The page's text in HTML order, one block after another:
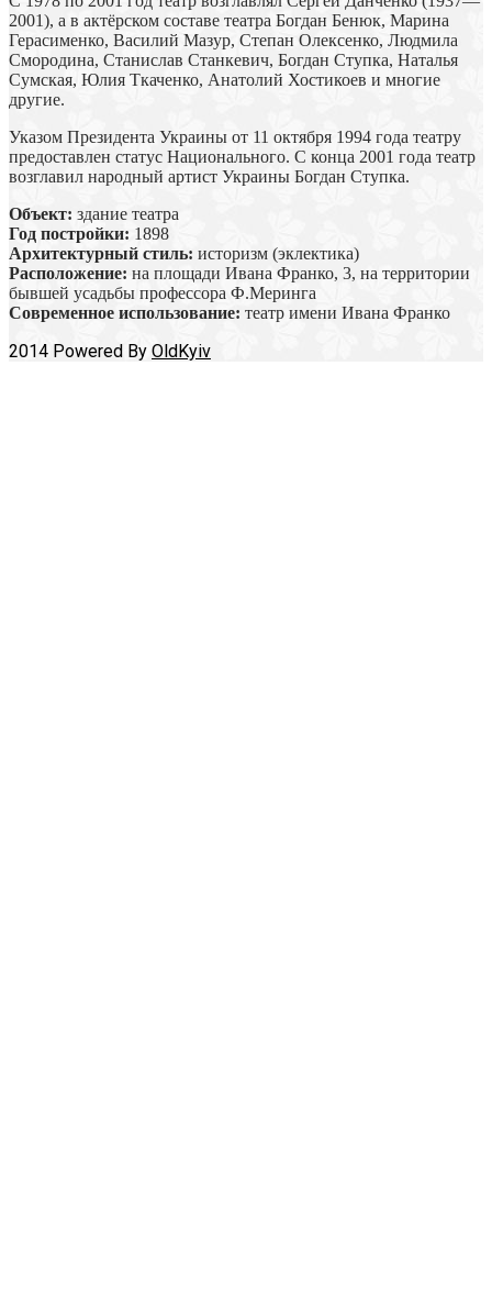
2001), а в актёрском составе театра Богдан Бенюк, Марина
Герасименко, Василий Мазур, Степан Олексенко, Людмила
Смородина, Станислав Станкевич, Богдан Ступка, Наталья
Сумская, Юлия Ткаченко, Анатолий Хостикоев и многие
другие.
Указом Президента Украины от 11 октября 1994 года театру
предоставлен статус Национального. С конца 2001 года театр
возглавил народный артист Украины Богдан Ступка.
Объект: здание театра
Год постройки: 1898
Архитектурный стиль: историзм (эклектика)
Расположение: на площади Ивана Франко, 3, на территории
бывшей усадьбы профессора Ф.Меринга
Современное использование: театр имени Ивана Франко
2014 Powered By OldKyiv